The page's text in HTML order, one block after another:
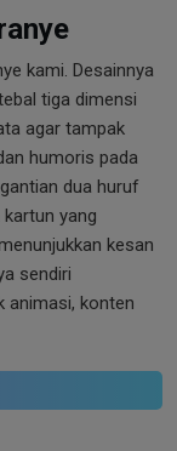
kami. Desainnya
tiga dimensi
agar tampak
humoris pada
dua huruf
yang
kesan
sendiri
animasi, konten